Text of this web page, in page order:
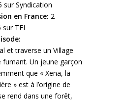
sur Syndication
en France: 2
sur TFI
et traverse un Village
fumant. Un jeune garçon
que « Xena, la
» est à l’origine de
rend dans une forêt,